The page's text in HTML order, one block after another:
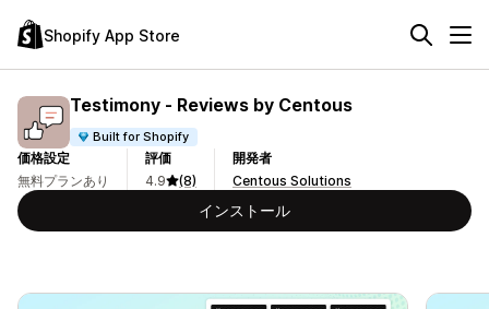
Shopify App Store
Testimony ‑ Reviews by Centous
Built for Shopify
価格設定
無料プランあり
評価
4.9
(8)
開発者
Centous Solutions
インストール